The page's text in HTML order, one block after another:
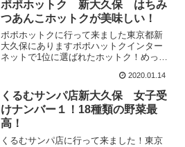
ポポホットク 新大久保 はちみ
つあんこホットクが美味しい！
ポポホットクに行って来ました東京都新
大久保にありますポポハットクインター
ネットで1位に選ばれたホットク！めっち
2020.01.14
くるむサンパ店新大久保 女子受
けナンバー１！18種類の野菜最
高！
くるむサンパ店に行って来ました！東京